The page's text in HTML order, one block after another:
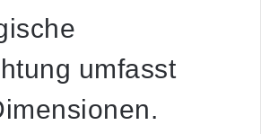
umfasst